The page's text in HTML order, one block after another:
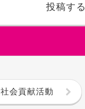
投稿する
社会貢献活動